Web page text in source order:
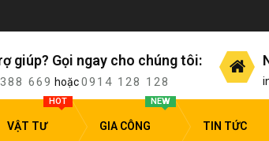
giúp? Gọi ngay cho chúng tôi:
669 hoặc0914 128 128
VẬT TƯ
HOT
GIA CÔNG
NEW
TIN TỨC